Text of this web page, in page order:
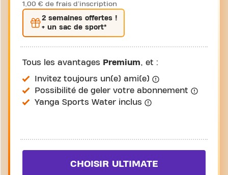
1,00 € de frais d'inscription
2 semaines offertes !
+ un sac de sport*
Tous les avantages Premium, et :
Invitez toujours un(e) ami(e)
Possibilité de geler votre abonnement
Yanga Sports Water inclus
CHOISIR ULTIMATE